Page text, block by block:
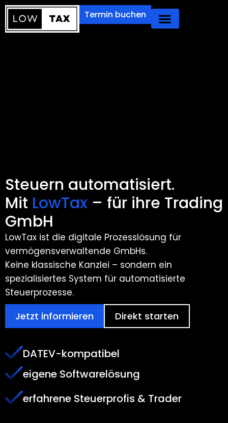
Termin buchen
Steuern automatisiert.
Mit LowTax – für ihre Trading
GmbH
LowTax ist die digitale Prozesslösung für
vermögensverwaltende GmbHs.
Keine klassische Kanzlei – sondern ein
spezialisiertes System für automatisierte
Steuerprozesse.
Jetzt informieren Direkt starten
DATEV-kompatibel
eigene Softwarelösung
erfahrene Steuerprofis & Trader